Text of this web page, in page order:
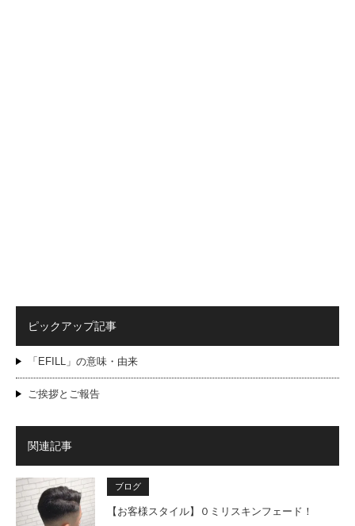
ピックアップ記事
「EFILL」の意味・由来
ご挨拶とご報告
関連記事
ブログ
【お客様スタイル】０ミリスキンフェード！